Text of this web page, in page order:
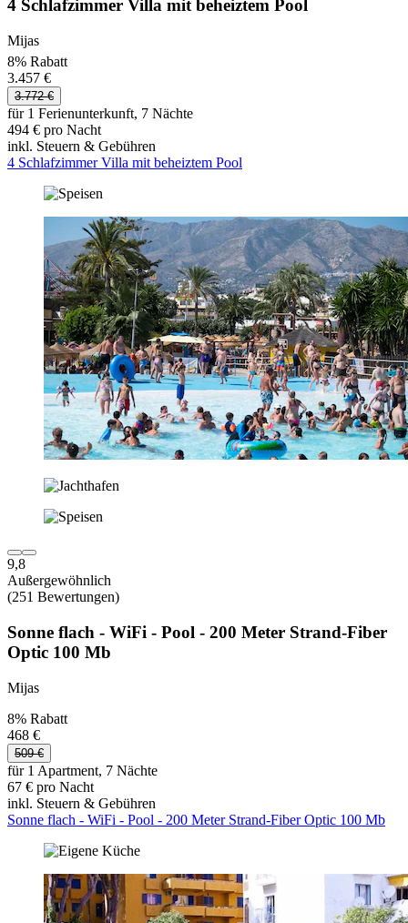
4 Schlafzimmer Villa mit beheiztem Pool
Mijas
8% Rabatt
3.457 €
3.772 €
für 1 Ferienunterkunft, 7 Nächte
494 € pro Nacht
inkl. Steuern & Gebühren
4 Schlafzimmer Villa mit beheiztem Pool
9,8
Außergewöhnlich
(251 Bewertungen)
Sonne flach - WiFi - Pool - 200 Meter Strand-Fiber
Optic 100 Mb
Mijas
8% Rabatt
468 €
509 €
für 1 Apartment, 7 Nächte
67 € pro Nacht
inkl. Steuern & Gebühren
Sonne flach - WiFi - Pool - 200 Meter Strand-Fiber Optic 100 Mb